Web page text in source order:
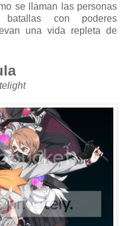
se llaman las personas
con poderes
una vida repleta de